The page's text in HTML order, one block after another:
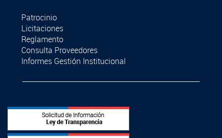
Patrocinio
Licitaciones
Reglamento
Consulta Proveedores
Informes Gestión Institucional